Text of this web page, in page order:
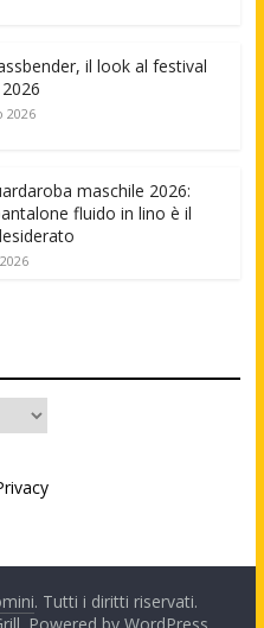
il look al festival
2026
maschile 2026:
fluido in lino è il
. Tutti i diritti riservati.